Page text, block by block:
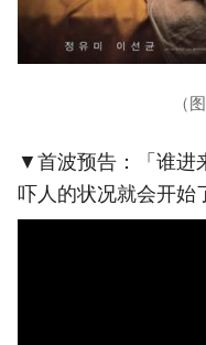
（
▼首波预告：「谁进
吓人的状况就会开始